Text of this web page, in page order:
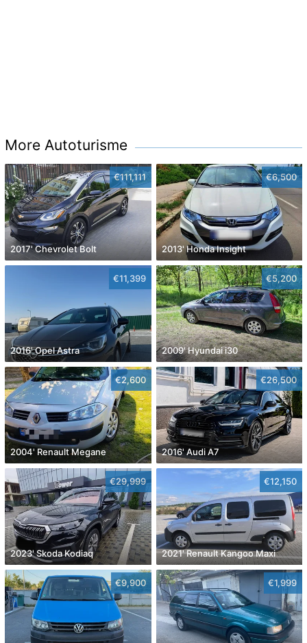
More Autoturisme
€111,111
2017' Chevrolet Bolt
€6,500
2013' Honda Insight
€11,399
2016' Opel Astra
€5,200
2009' Hyundai i30
€2,600
2004' Renault Megane
€26,500
2016' Audi A7
€29,999
2023' Skoda Kodiaq
€12,150
2021' Renault Kangoo Maxi
€9,900 €1,999